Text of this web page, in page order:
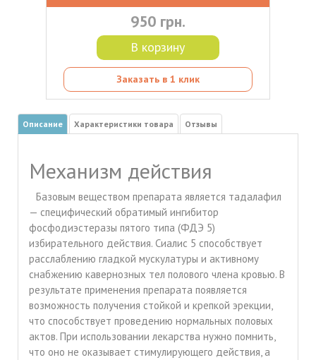
950 грн.
В корзину
Заказать в 1 клик
Описание Характеристики товара Отзывы
Механизм действия
Базовым веществом препарата является тадалафил
— специфический обратимый ингибитор
фосфодиэстеразы пятого типа (ФДЭ 5)
избирательного действия. Сиалис 5 способствует
расслаблению гладкой мускулатуры и активному
снабжению кавернозных тел полового члена кровью. В
результате применения препарата появляется
возможность получения стойкой и крепкой эрекции,
что способствует проведению нормальных половых
актов. При использовании лекарства нужно помнить,
что оно не оказывает стимулирующего действия, а